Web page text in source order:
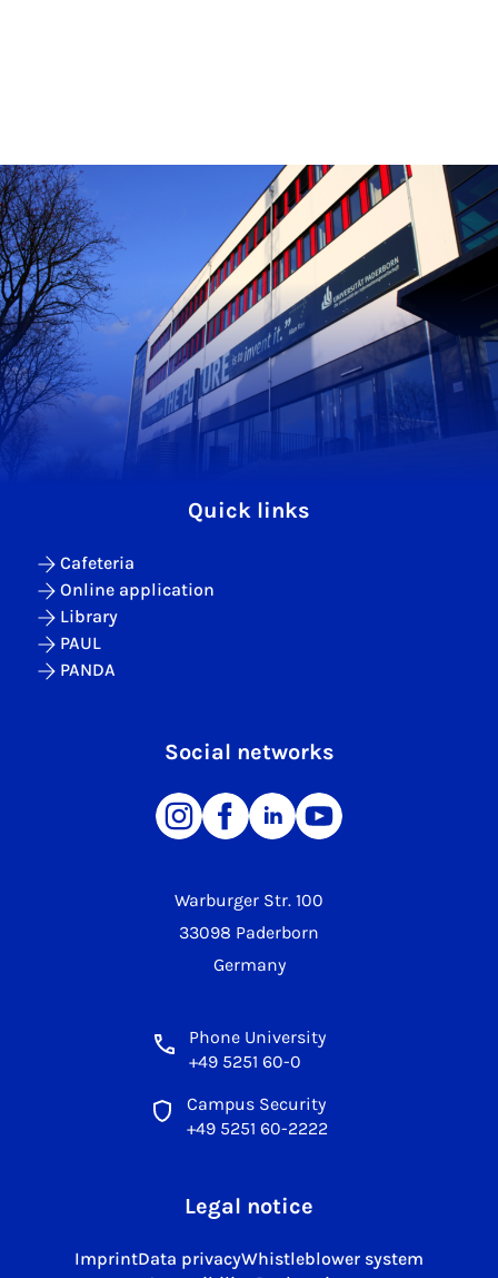
Warburger Str. 100
33098 Paderborn
Germany
Phone University
+49 5251 60-0
Campus Security
+49 5251 60-2222
Quick links
Cafeteria
Online application
Library
PAUL
PANDA
Social networks
Legal notice
ImprintData privacyWhistleblower system